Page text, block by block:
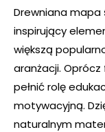
Drewniana mapa
inspirujący
większą
aranżacji.
pełnić rolę
motywacyjną.
naturalnym